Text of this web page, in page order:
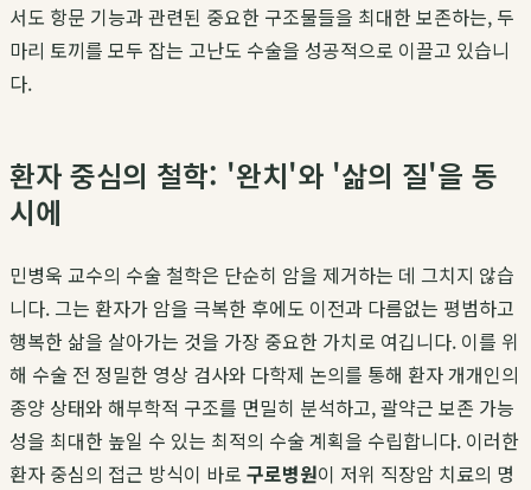
서도 항문 기능과 관련된 중요한 구조물들을 최대한 보존하는, 두
마리 토끼를 모두 잡는 고난도 수술을 성공적으로 이끌고 있습니
다.
환자 중심의 철학: '완치'와 '삶의 질'을 동
시에
민병욱 교수의 수술 철학은 단순히 암을 제거하는 데 그치지 않습
니다. 그는 환자가 암을 극복한 후에도 이전과 다름없는 평범하고
행복한 삶을 살아가는 것을 가장 중요한 가치로 여깁니다. 이를 위
해 수술 전 정밀한 영상 검사와 다학제 논의를 통해 환자 개개인의
종양 상태와 해부학적 구조를 면밀히 분석하고, 괄약근 보존 가능
성을 최대한 높일 수 있는 최적의 수술 계획을 수립합니다. 이러한
환자 중심의 접근 방식이 바로 구로병원이 저위 직장암 치료의 명